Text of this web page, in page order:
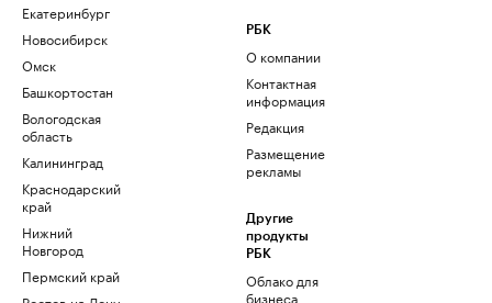
Екатеринбург
Новосибирск
Омск
Башкортостан
Вологодская
область
Калининград
Краснодарский
край
Нижний
Новгород
Пермский край
РБК
О компании
Контактная
информация
Редакция
Размещение
рекламы
Другие
продукты
РБК
Облако для
бизнеса